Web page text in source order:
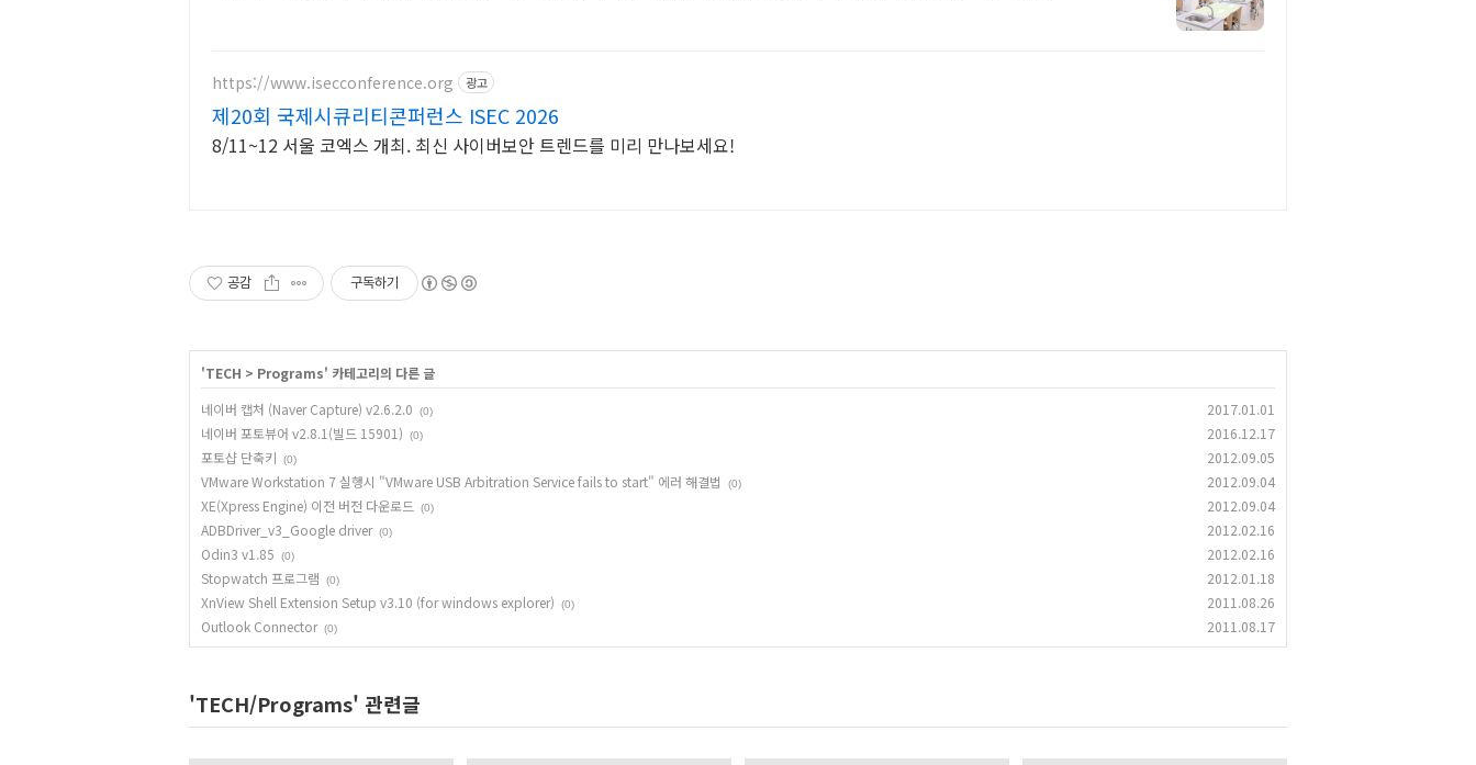
https://www.isecconference.org 광고
제20회 국제시큐리티콘퍼런스 ISEC 2026
8/11~12 서울 코엑스 개최. 최신 사이버보안 트렌드를 미리 만나보세요!
공감 구독하기
'TECH > Programs' 카테고리의 다른 글
네이버 캡처 (Naver Capture) v2.6.2.0
(0) 2017.01.01
네이버 포토뷰어 v2.8.1(빌드 15901) (0) 2016.12.17
포토샵 단축키 (0) 2012.09.05
VMware Workstation 7 실행시 "VMware USB Arbitration Service fails to start" 에러 해결법 (0) 2012.09.04
XE(Xpress Engine) 이전 버전 다운로드 (0) 2012.09.04
ADBDriver_v3_Google driver (0) 2012.02.16
Odin3 v1.85 (0) 2012.02.16
Stopwatch 프로그램 (0) 2012.01.18
XnView Shell Extension Setup v3.10 (for windows explorer) (0) 2011.08.26
Outlook Connector (0) 2011.08.17
'TECH/Programs' 관련글